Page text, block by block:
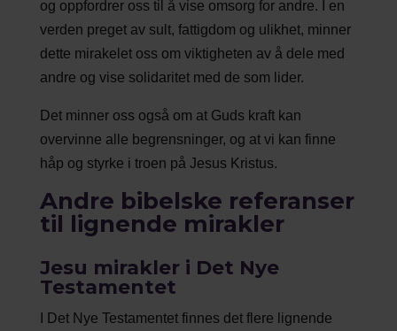
og oppfordrer oss til å vise omsorg for andre. I en
verden preget av sult, fattigdom og ulikhet, minner
dette mirakelet oss om viktigheten av å dele med
andre og vise solidaritet med de som lider.
Det minner oss også om at Guds kraft kan
overvinne alle begrensninger, og at vi kan finne
håp og styrke i troen på Jesus Kristus.
Andre bibelske referanser
til lignende mirakler
Jesu mirakler i Det Nye
Testamentet
I Det Nye Testamentet finnes det flere lignende